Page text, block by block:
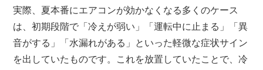
実際、夏本番にエアコンが効かなくなる多くのケース
は、初期段階で「冷えが弱い」「運転中に止まる」「異
音がする」「水漏れがある」といった軽微な症状サイン
を出していたものです。これを放置していたことで、冷